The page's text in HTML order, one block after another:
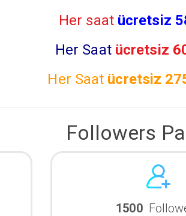
Her saat ücretsiz
Her Saat ücretsiz
Her Saat ücretsiz
Followers
1500